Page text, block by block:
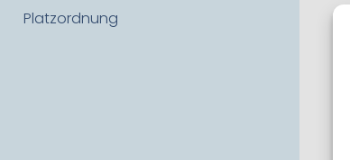
Platzordnung